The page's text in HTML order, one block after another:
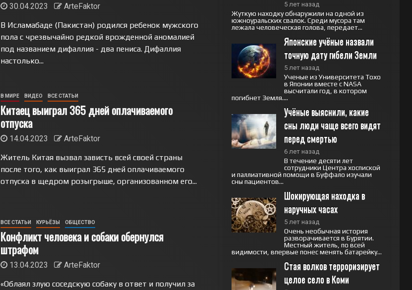
30.04.2023
ArteFaktor
В Исламабаде (Пакистан) родился ребенок мужского
пола с чрезвычайно редкой врожденной аномалией
под названием дифаллия - два пениса. Дифаллия
настолько...
В МИРЕ ВИДЕО ВСЕ СТАТЬИ
Китаец выиграл 365 дней оплачиваемого
отпуска
14.04.2023
ArteFaktor
Житель Китая вызвал зависть всей своей страны
после того, как выиграл 365 дней оплачиваемого
отпуска в щедром розыгрыше, организованном его...
ВСЕ СТАТЬИ КУРЬЁЗЫ ОБЩЕСТВО
Конфликт человека и собаки обернулся
штрафом
13.04.2023
ArteFaktor
«Облаял злую соседскую собаку в ответ и получил за
5 лет назад
Жуткую находку обнаружили на одной из
южноуральских свалок. Среди мусора там
лежала человеческая голова, передает...
Японские учёные назвали
точную дату гибели Земли
5 лет назад
Ученые из Университета Тохо
в Японии вместе с NASA
высчитали год, в котором
погибнет Земля....
Учёные выяснили, какие
сны люди чаще всего видят
перед смертью
6 лет назад
В течение десяти лет
сотрудники Центра хоспиской
и паллиативной помощи в Буффало изучали
сны пациентов...
Шокирующая находка в
наручных часах
5 лет назад
Очень необычная история
разворачивается в Бурятии.
Местный житель, по всей
видимости, впервые понес менять батарейку...
Стая волков терроризирует
целое село в Коми